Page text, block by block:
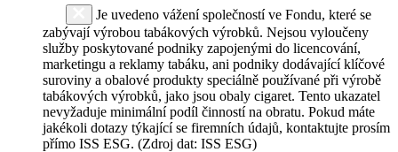
Je uvedeno vážení společností ve Fondu, které se
zabývají výrobou tabákových výrobků. Nejsou vyloučeny
služby poskytované podniky zapojenými do licencování,
marketingu a reklamy tabáku, ani podniky dodávající klíčové
suroviny a obalové produkty speciálně používané při výrobě
tabákových výrobků, jako jsou obaly cigaret. Tento ukazatel
nevyžaduje minimální podíl činností na obratu. Pokud máte
jakékoli dotazy týkající se firemních údajů, kontaktujte prosím
přímo ISS ESG. (Zdroj dat: ISS ESG)